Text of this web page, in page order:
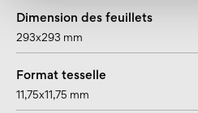
Dimension des feuillets
293x293 mm
Format tesselle
11,75x11,75 mm